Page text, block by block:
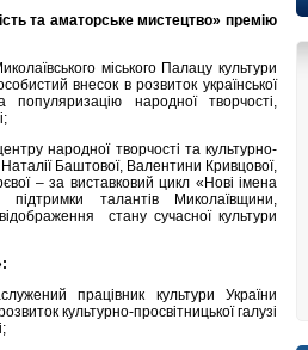
та аматорське мистецтво» премію
міського Палацу культури
внесок в розвиток української
популяризацію народної творчості,
народної творчості та культурно-
Наталії Баштової, Валентини Кривцової,
– за виставковий цикл «Нові імена
талантів Миколаївщини,
стану сучасної культури
працівник культури України
культурно-просвітницької галузі